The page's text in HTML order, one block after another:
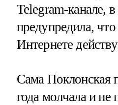
Telegram-канале,
предупредила,
Интернете
Сама Поклонская
года молчала и не